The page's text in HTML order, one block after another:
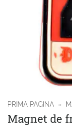
PRIMA PAGINA »
Magnet de